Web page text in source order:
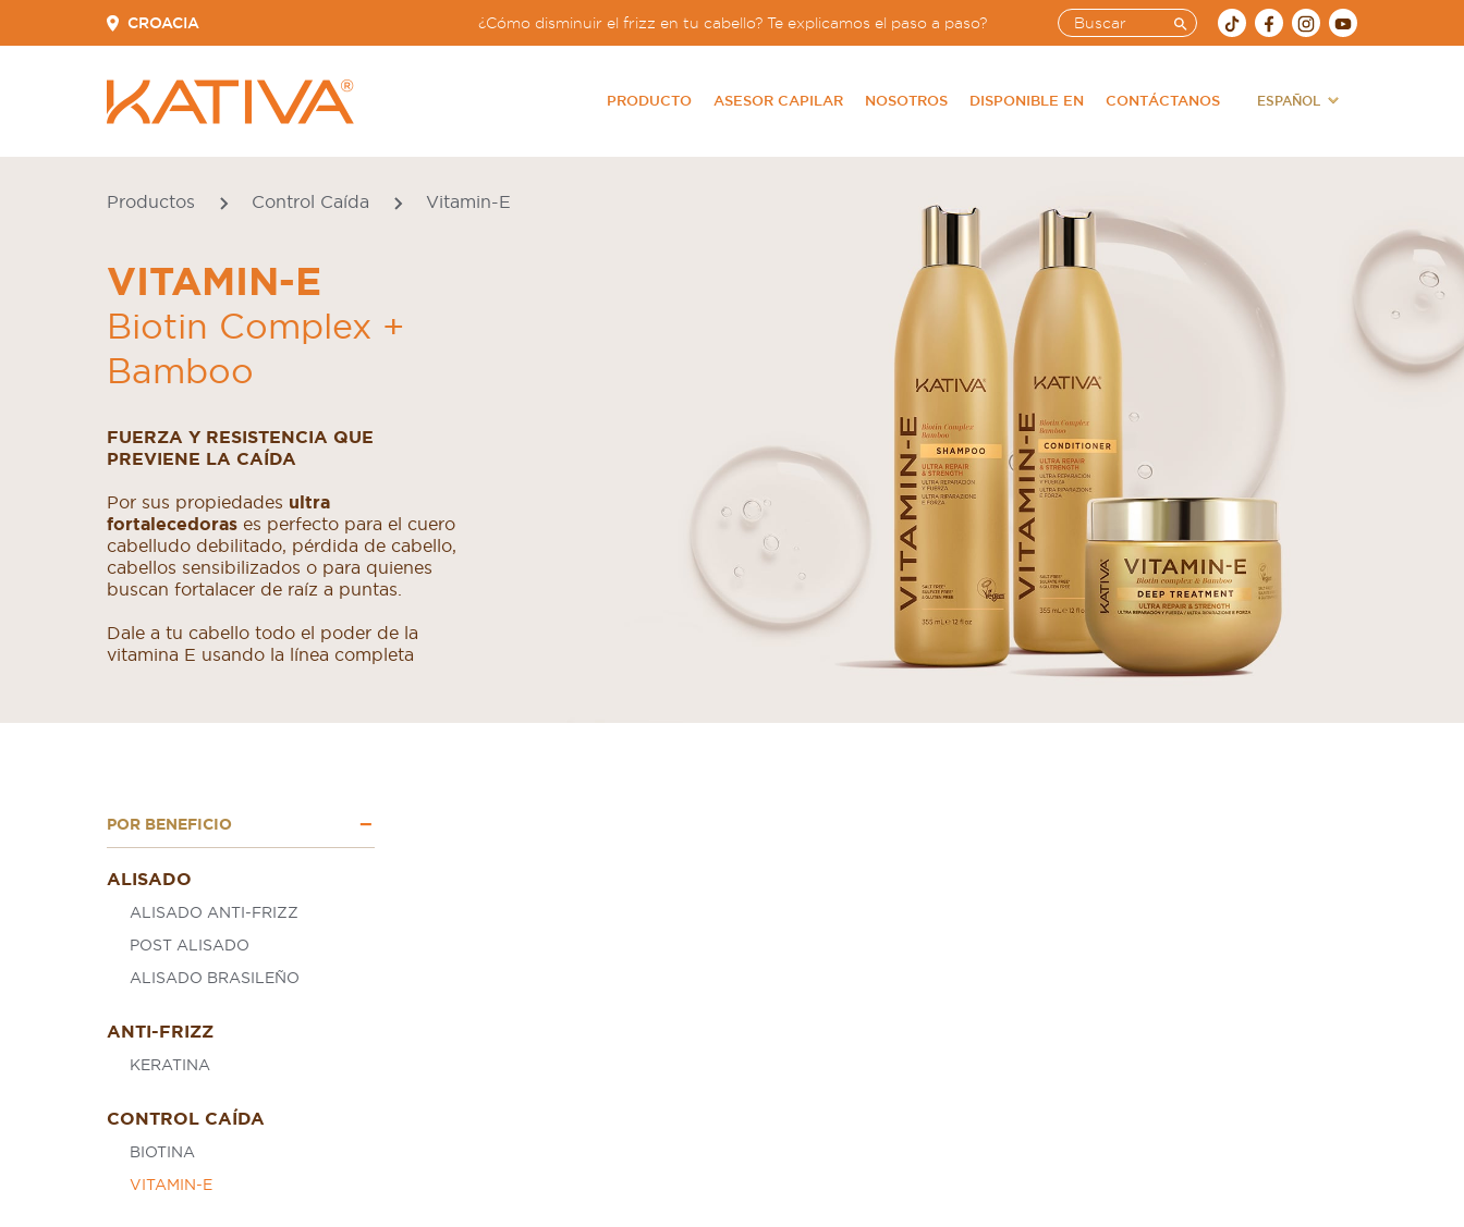
CROACIA ¿Cómo disminuir el frizz en tu cabello? Te explicamos el paso a paso?
PRODUCTO ASESOR CAPILAR NOSOTROS DISPONIBLE EN CONTÁCTANOS
Productos Control Caída Vitamin-E
VITAMIN-E
Biotin Complex +
Bamboo
FUERZA Y RESISTENCIA QUE
PREVIENE LA CAÍDA
Por sus propiedades ultra
fortalecedoras es perfecto para el cuero
cabelludo debilitado, pérdida de cabello,
cabellos sensibilizados o para quienes
buscan fortalacer de raíz a puntas.
Dale a tu cabello todo el poder de la
vitamina E usando la línea completa
POR BENEFICIO
ALISADO
ALISADO ANTI-FRIZZ
POST ALISADO
ALISADO BRASILEÑO
ANTI-FRIZZ
KERATINA
CONTROL CAÍDA
BIOTINA
VITAMIN-E